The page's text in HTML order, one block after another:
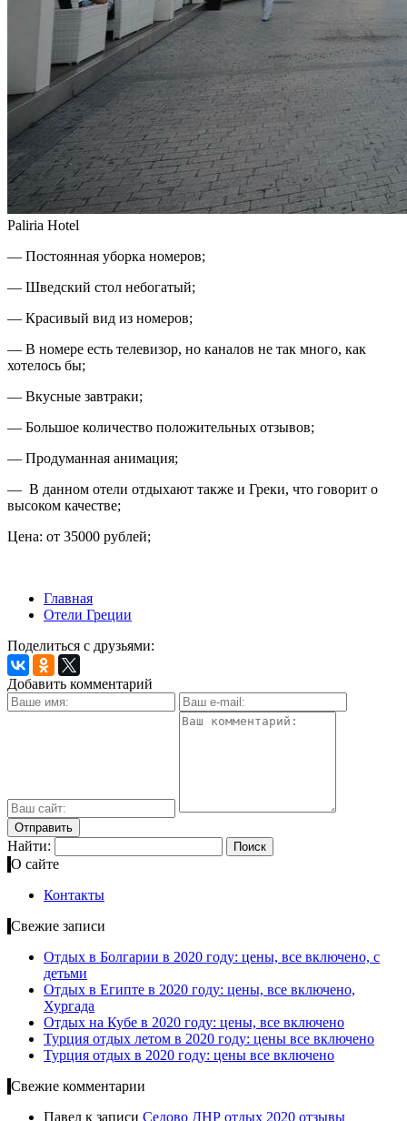
Paliria Hotel
— Постоянная уборка номеров;
— Шведский стол небогатый;
— Красивый вид из номеров;
— В номере есть телевизор, но каналов не так много, как
хотелось бы;
— Вкусные завтраки;
— Большое количество положительных отзывов;
— Продуманная анимация;
— В данном отели отдыхают также и Греки, что говорит о
высоком качестве;
Цена: от 35000 рублей;
Главная
Отели Греции
Поделиться с друзьями:
Добавить комментарий
Найти:
О сайте
Контакты
Свежие записи
Отдых в Болгарии в 2020 году: цены, все включено, с
детьми
Отдых в Египте в 2020 году: цены, все включено,
Хургада
Отдых на Кубе в 2020 году: цены, все включено
Турция отдых летом в 2020 году: цены все включено
Турция отдых в 2020 году: цены все включено
Свежие комментарии
Павел к записи Cедово ДНР отдых 2020 отзывы